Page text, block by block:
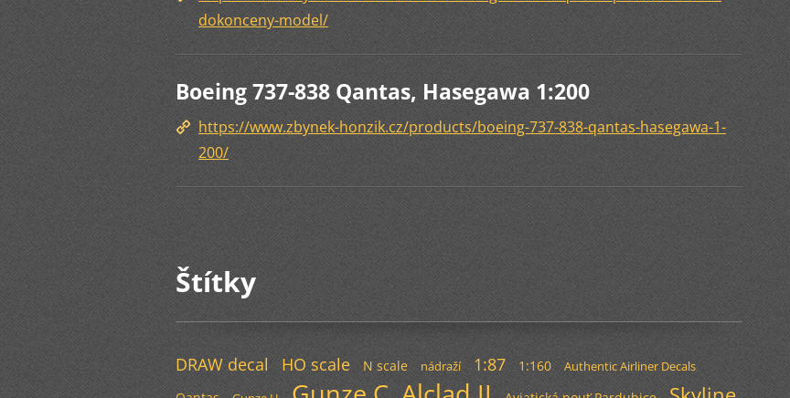
dokonceny-model/
Boeing 737-838 Qantas, Hasegawa 1:200
https://www.zbynek-honzik.cz/products/boeing-737-838-qantas-hasegawa-1-
200/
Štítky
DRAW decal HO scale N scale nádraží 1:87 1:160 Authentic Airliner Decals